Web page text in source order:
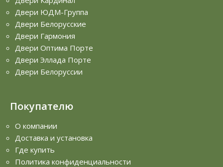
Двери ЮДМ-Группа
Двери Белорусские
Двери Гармония
Двери Оптима Порте
Двери Эллада Порте
Двери Белоруссии
Покупателю
О компании
Доставка и установка
Где купить
Политика конфиденциальности